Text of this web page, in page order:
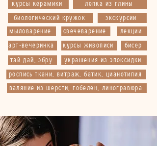
украшения из эпоксидки
мыловарение свечеварение
арт-вечеринка бисер
тай-дай, эбру
экскурсии
лепка из глины
роспись ткани, витраж, батик, цианотипия
курсы живописи
лекции
биологический кружок
курсы керамики
валяние из шерсти, гобелен, линогравюра